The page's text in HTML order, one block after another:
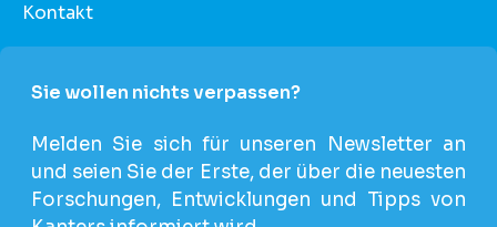
Kontakt
Sie wollen nichts verpassen?
Melden Sie sich für unseren Newsletter an
und seien Sie der Erste, der über die neuesten
Forschungen, Entwicklungen und Tipps von